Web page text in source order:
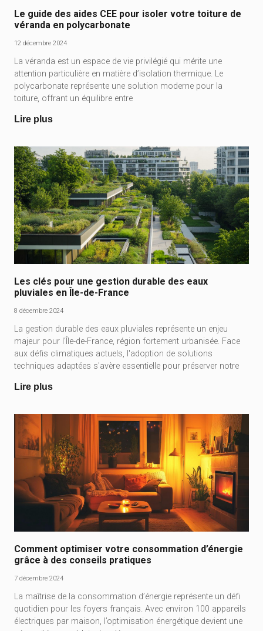
Le guide des aides CEE pour isoler votre toiture de
véranda en polycarbonate
12 décembre 2024
La véranda est un espace de vie privilégié qui mérite une
attention particulière en matière d’isolation thermique. Le
polycarbonate représente une solution moderne pour la
toiture, offrant un équilibre entre
Lire plus
Les clés pour une gestion durable des eaux
pluviales en Île-de-France
8 décembre 2024
La gestion durable des eaux pluviales représente un enjeu
majeur pour l'Île-de-France, région fortement urbanisée. Face
aux défis climatiques actuels, l'adoption de solutions
techniques adaptées s'avère essentielle pour préserver notre
Lire plus
Comment optimiser votre consommation d’énergie
grâce à des conseils pratiques
7 décembre 2024
La maîtrise de la consommation d’énergie représente un défi
quotidien pour les foyers français. Avec environ 100 appareils
électriques par maison, l’optimisation énergétique devient une